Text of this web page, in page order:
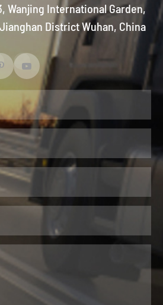
Wanjing International Garden,
District Wuhan, China